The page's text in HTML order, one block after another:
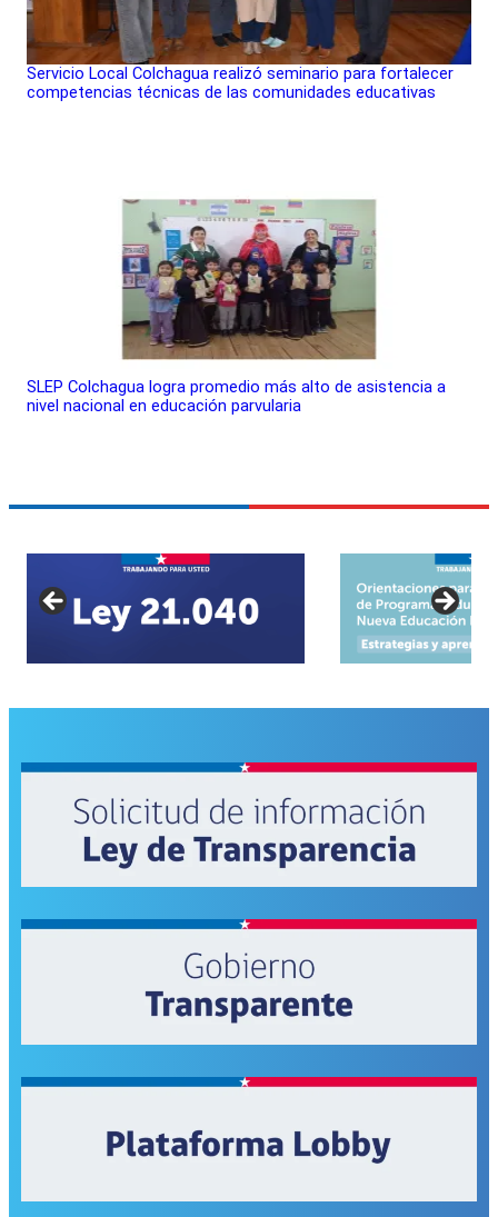
Servicio Local Colchagua realizó seminario para fortalecer
competencias técnicas de las comunidades educativas
SLEP Colchagua logra promedio más alto de asistencia a
nivel nacional en educación parvularia